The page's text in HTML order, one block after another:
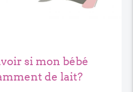
si mon bébé
de lait?